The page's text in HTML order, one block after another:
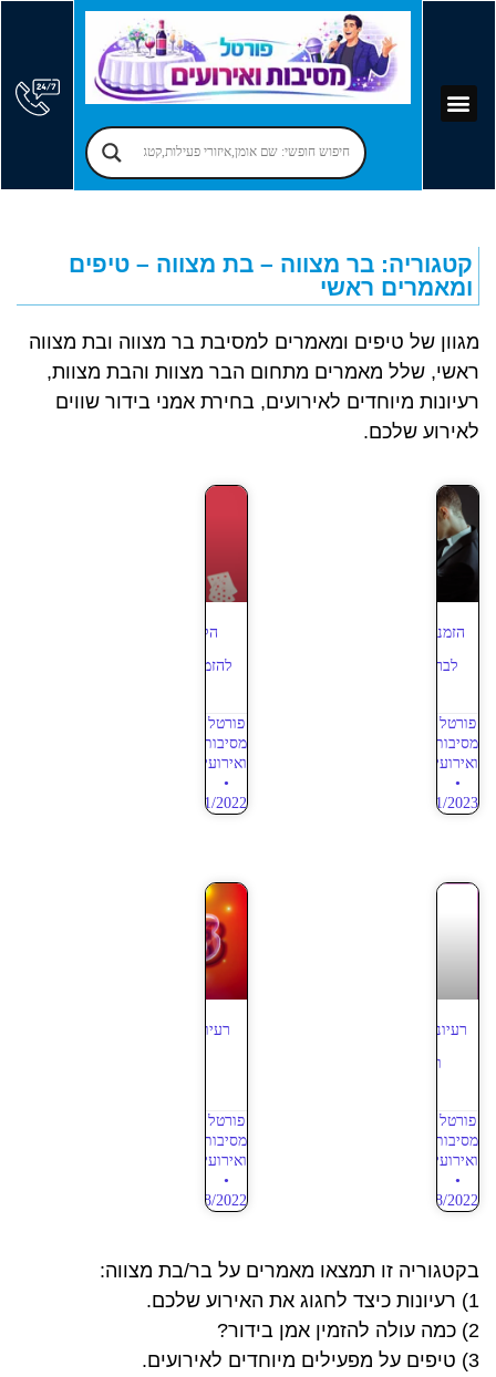
קטגוריה: בר מצווה – בת מצווה – טיפים
ומאמרים ראשי
מגוון של טיפים ומאמרים למסיבת בר מצווה ובת מצווה
ראשי, שלל מאמרים מתחום הבר מצוות והבת מצוות,
רעיונות מיוחדים לאירועים, בחירת אמני בידור שווים
לאירוע שלכם.
הזמנת קוסם או אמן חושים
לבר/בת מצווה – מאמר 4
פורטל
מסיבות
ואירועים
19/01/2023
הלהיט של הבר מצווה
להזמין אמן חושים – מאמר
פורטל
מסיבות
ואירועים
12/11/2022
רעיונות לבת מצווה מוצלחת
ומצחיקה – מאמר 2
פורטל
מסיבות
ואירועים
26/08/2022
רעיונות לבר מצווה מוצלח
פורטל
מסיבות
ואירועים
22/08/2022
בקטגוריה זו תמצאו מאמרים על בר/בת מצווה:
1) רעיונות כיצד לחגוג את האירוע שלכם.
2) כמה עולה להזמין אמן בידור?
3) טיפים על מפעילים מיוחדים לאירועים.